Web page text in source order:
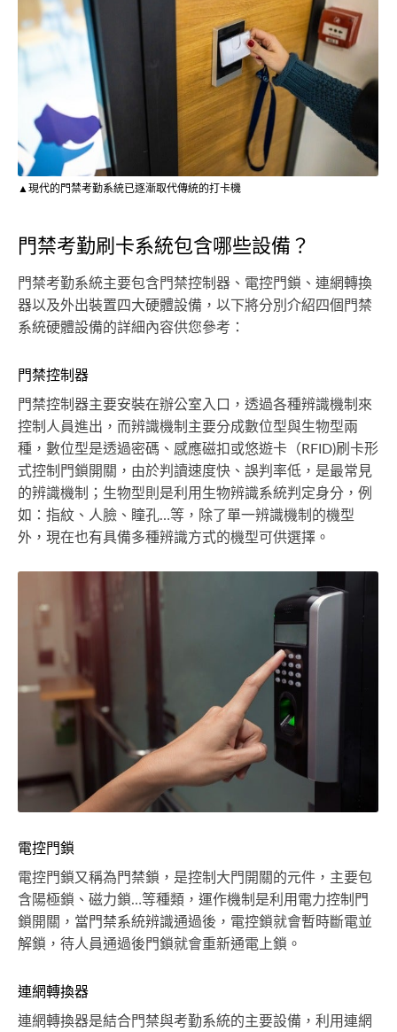
▲現代的門禁考勤系統已逐漸取代傳統的打卡機
門禁考勤刷卡系統包含哪些設備？
門禁考勤系統主要包含門禁控制器、電控門鎖、連網轉換
器以及外出裝置四大硬體設備，以下將分別介紹四個門禁
系統硬體設備的詳細內容供您參考：
門禁控制器
門禁控制器主要安裝在辦公室入口，透過各種辨識機制來
控制人員進出，而辨識機制主要分成數位型與生物型兩
種，數位型是透過密碼、感應磁扣或悠遊卡（RFID)刷卡形
式控制門鎖開關，由於判讀速度快、誤判率低，是最常見
的辨識機制；生物型則是利用生物辨識系統判定身分，例
如：指紋、人臉、瞳孔…等，除了單一辨識機制的機型
外，現在也有具備多種辨識方式的機型可供選擇。
電控門鎖
電控門鎖又稱為門禁鎖，是控制大門開關的元件，主要包
含陽極鎖、磁力鎖…等種類，運作機制是利用電力控制門
鎖開關，當門禁系統辨識通過後，電控鎖就會暫時斷電並
解鎖，待人員通過後門鎖就會重新通電上鎖。
連網轉換器
連網轉換器是結合門禁與考勤系統的主要設備，利用連網